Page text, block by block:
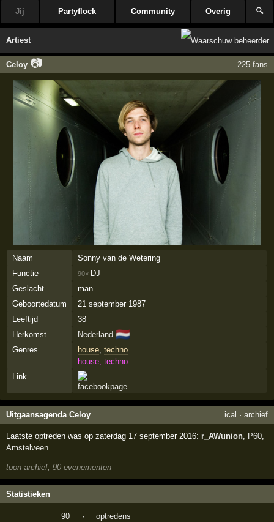
Jij Partyflock Community Overig 🔍
Artiest
Celoy 📷 225 fans
Naam
Sonny van de Wetering
Functie
90× DJ
Geslacht
man
Geboortedatum
21 september 1987
Leeftijd
38
Herkomst
Nederland 🇳🇱
Genres house, techno
house, techno
Link
Uitgaansagenda Celoy ical · archief
Laatste optreden was op zaterdag 17 september 2016:r_AWunion P60
Amstelveen
toon archief, 90 evenementen
Statistieken
90 ·
optredens